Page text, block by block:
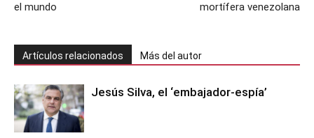
el mundo
mortífera venezolana
Artículos relacionados Más del autor
Jesús Silva, el ‘embajador-espía’